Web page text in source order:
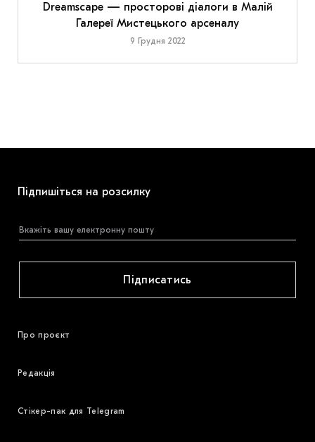
Dreamscape — просторові діалоги в Малій
Галереї Мистецького арсеналу
9 Грудня 2022
Підпишіться на розсилку
Підписатись
Про проєкт
Редакція
Стікер-пак для Telegram